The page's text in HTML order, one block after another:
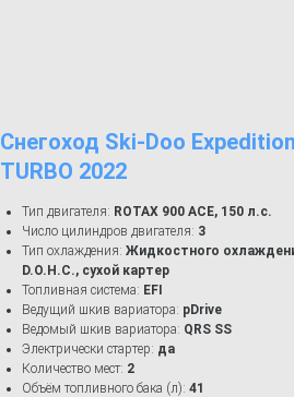
Снегоход Ski-Doo
TURBO 2022
Тип двигателя: ROTAX 900 ACE, 150 л.с.
Число цилиндров двигателя: 3
Тип охлаждения: Жидкостного
D.O.H.C., сухой картер
Топливная система: EFI
Ведущий шкив вариатора: pDrive
Ведомый шкив вариатора: QRS SS
Электрически стартер: да
Количество мест: 2
Объём топливного бака (л): 41